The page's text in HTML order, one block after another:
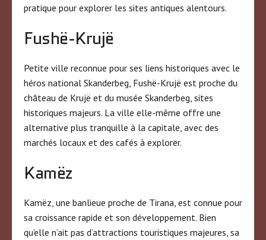
pratique pour explorer les sites antiques alentours.
Fushë-Krujë
Petite ville reconnue pour ses liens historiques avec le
héros national Skanderbeg, Fushë-Krujë est proche du
château de Krujë et du musée Skanderbeg, sites
historiques majeurs. La ville elle-même offre une
alternative plus tranquille à la capitale, avec des
marchés locaux et des cafés à explorer.
Kamëz
Kamëz, une banlieue proche de Tirana, est connue pour
sa croissance rapide et son développement. Bien
qu’elle n’ait pas d’attractions touristiques majeures, sa